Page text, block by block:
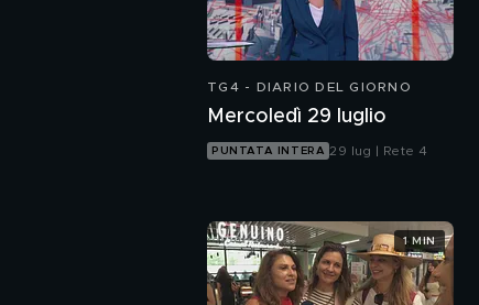
TG4 - DIARIO DEL GIORNO
Mercoledì 29 luglio
PUNTATA INTERA 29 lug | Rete 4
1 MIN